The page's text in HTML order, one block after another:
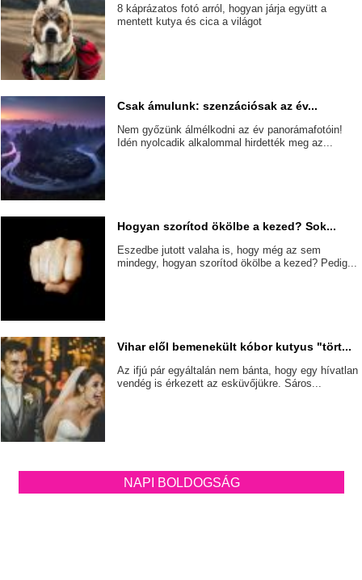
8 káprázatos fotó arról, hogyan járja együtt a
mentett kutya és cica a világot
Csak ámulunk: szenzációsak az év...
Nem győzünk álmélkodni az év panorámafotóin!
Idén nyolcadik alkalommal hirdették meg az...
Hogyan szorítod ökölbe a kezed? Sok...
Eszedbe jutott valaha is, hogy még az sem
mindegy, hogyan szorítod ökölbe a kezed? Pedig...
Vihar elől bemenekült kóbor kutyus "tört...
Az ifjú pár egyáltalán nem bánta, hogy egy hívatlan
vendég is érkezett az esküvőjükre. Sáros...
NAPI BOLDOGSÁG